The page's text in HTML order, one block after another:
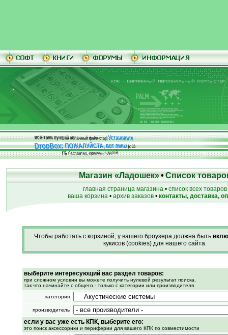
всё-таки лучший облачный файл-стор!Установите
DropBox: ПОЖАЛУЙСТА, вот линк!До25
ГБбесплатно, приглашая друзей!
Магазин «Ладошек»•Список
главная страница магазина • список всех товаров
ваша корзина • архив заказов • контакты, доставка,
Чтобы работать с корзиной, у вашего броузера должна быть
кукисов (cookies) для нашего сайта.
выберите интересующий вас раздел товаров:
при сложном условии вы можете получить нулевой результат поиска,
так что начинайте с общего - только с категории или производителя
категория
производитель
если у вас уже есть КПК, выберите его:
это поиск аксессорики и периферии для вашего КПК по совместимости